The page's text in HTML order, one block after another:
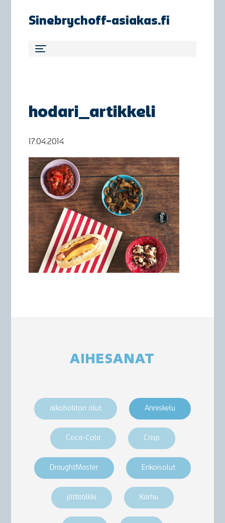
Sinebrychoff-asiakas.fi
hodari_artikkeli
17.04.2014
AIHESANAT
alkoholiton olut Anniskelu
Coca-Cola Crisp
DraughtMaster Erikoisolut
jättitölkki Karhu